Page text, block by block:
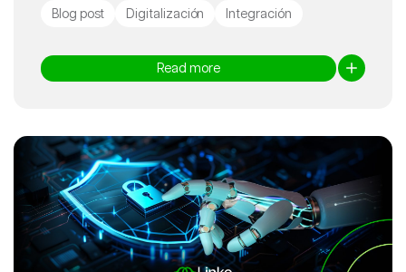
Blog post Digitalización Integración
Read more